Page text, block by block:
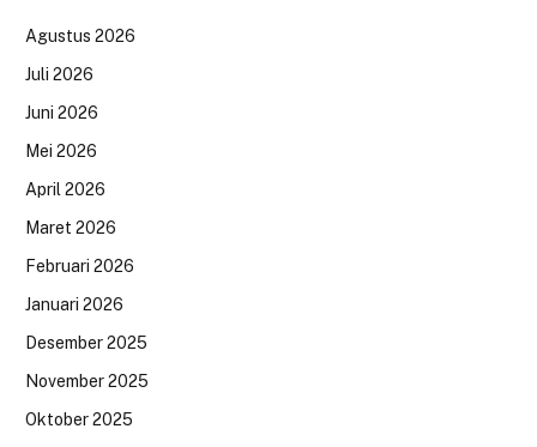
Agustus 2026
Juli 2026
Juni 2026
Mei 2026
April 2026
Maret 2026
Februari 2026
Januari 2026
Desember 2025
November 2025
Oktober 2025